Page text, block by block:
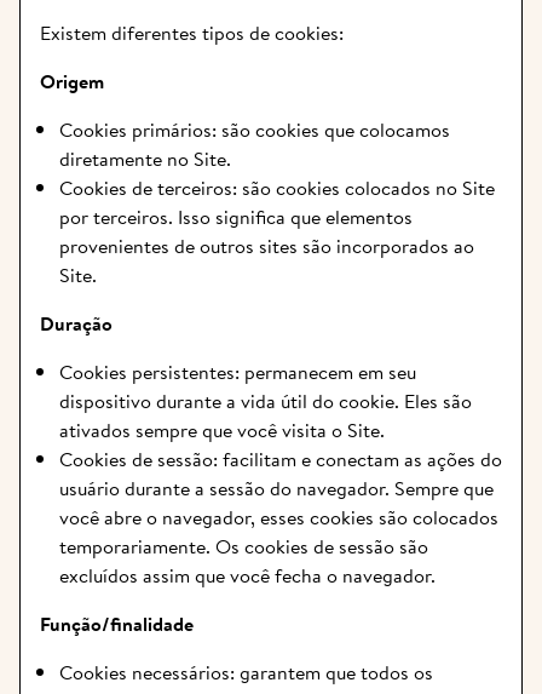
Existem diferentes tipos de cookies:
Origem
Cookies primários: são cookies que colocamos
diretamente no Site.
Cookies de terceiros: são cookies colocados no Site
por terceiros. Isso significa que elementos
provenientes de outros sites são incorporados ao
Site.
Duração
Cookies persistentes: permanecem em seu
dispositivo durante a vida útil do cookie. Eles são
ativados sempre que você visita o Site.
Cookies de sessão: facilitam e conectam as ações do
usuário durante a sessão do navegador. Sempre que
você abre o navegador, esses cookies são colocados
temporariamente. Os cookies de sessão são
excluídos assim que você fecha o navegador.
Função/finalidade
Cookies necessários: garantem que todos os